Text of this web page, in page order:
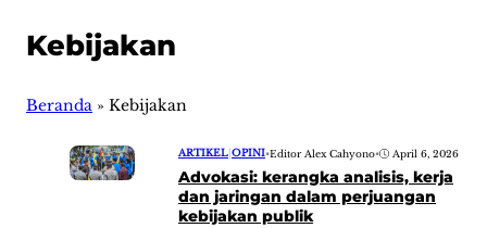
Kebijakan
Beranda » Kebijakan
ARTIKEL OPINI•Editor Alex Cahyono• April 6, 2026
Advokasi: kerangka analisis, kerja
dan jaringan dalam perjuangan
kebijakan publik